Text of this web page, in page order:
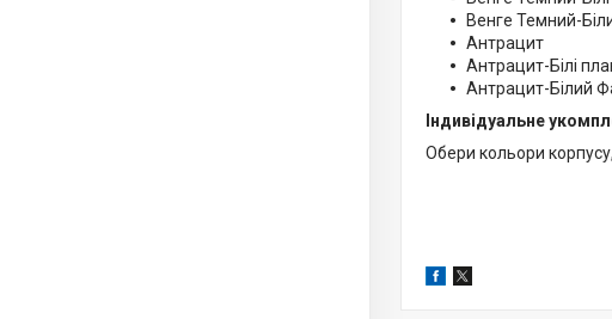
Венге Темний-
Антрацит
Антрацит-Білі
Антрацит-Білий
Індивідуальне
Обери кольори корпусу,